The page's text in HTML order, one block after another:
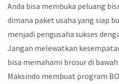
Anda bisa membuka peluang
dimana paket usaha yang siap
menjadi pengusaha sukses
Jangan melewatkan
bisa memahami brosur di
Maksindo membuat program